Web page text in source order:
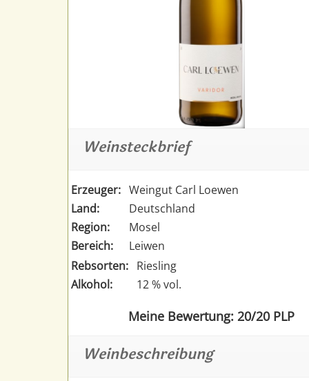
Weinsteckbrief
Erzeuger: Weingut Carl Loewen
Land:
Deutschland
Region:
Mosel
Bereich:
Leiwen
Rebsorten: Riesling
Alkohol:
12 % vol.
Meine Bewertung: 20/20 PLP
Weinbeschreibung